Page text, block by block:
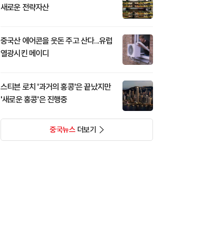
새로운 전략자산
중국산 에어콘을 웃돈 주고 산다...유럽
열광시킨 메이디
스티븐 로치 '과거의 홍콩'은 끝났지만
'새로운 홍콩'은 진행중
중국뉴스더보기